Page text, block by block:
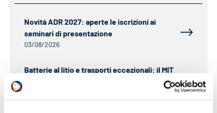
Novità ADR 2027: aperte le iscrizioni ai
seminari di presentazione
03/08/2026
Batterie al litio e trasporti eccezionali: il MIT